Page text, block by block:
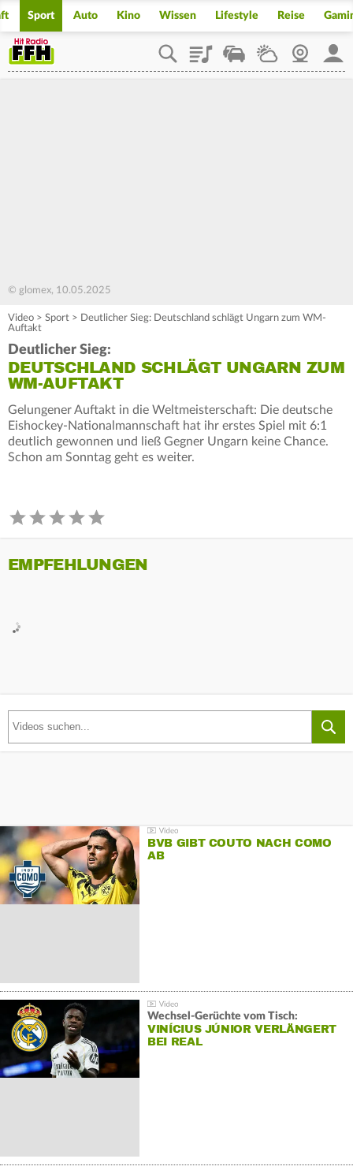
Sport Auto Kino Wissen Lifestyle Reise
PlaylistStaupilotWetterWebcam
© glomex, 10.05.2025
Video > Sport > Deutlicher Sieg: Deutschland schlägt Ungarn zum WM-
Auftakt
Deutlicher Sieg:
DEUTSCHLAND SCHLÄGT UNGARN ZUM
WM-AUFTAKT
Gelungener Auftakt in die Weltmeisterschaft: Die deutsche
Eishockey-Nationalmannschaft hat ihr erstes Spiel mit 6:1
deutlich gewonnen und ließ Gegner Ungarn keine Chance.
Schon am Sonntag geht es weiter.
EMPFEHLUNGEN
BVB GIBT COUTO NACH COMO
AB
Wechsel-Gerüchte vom Tisch:
VINÍCIUS JÚNIOR VERLÄNGERT
BEI REAL